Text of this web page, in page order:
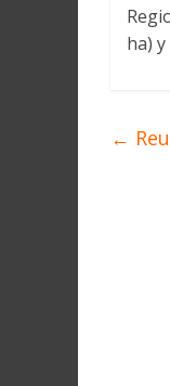
ha)
←